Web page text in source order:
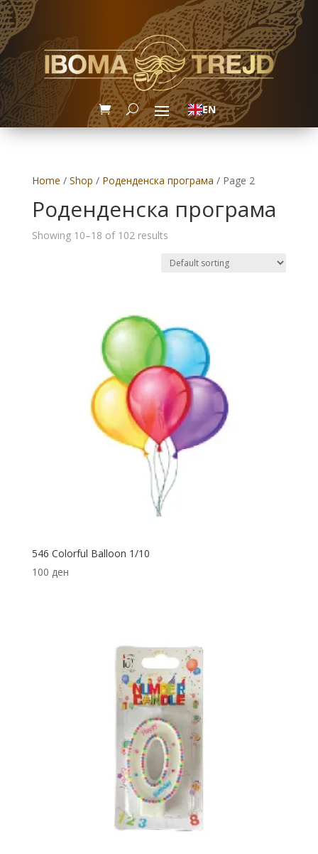
EN
Home / Shop / Роденденска програма / Page 2
Роденденска програма
Showing 10–18 of 102 results
546 Colorful Balloon 1/10
100 ден